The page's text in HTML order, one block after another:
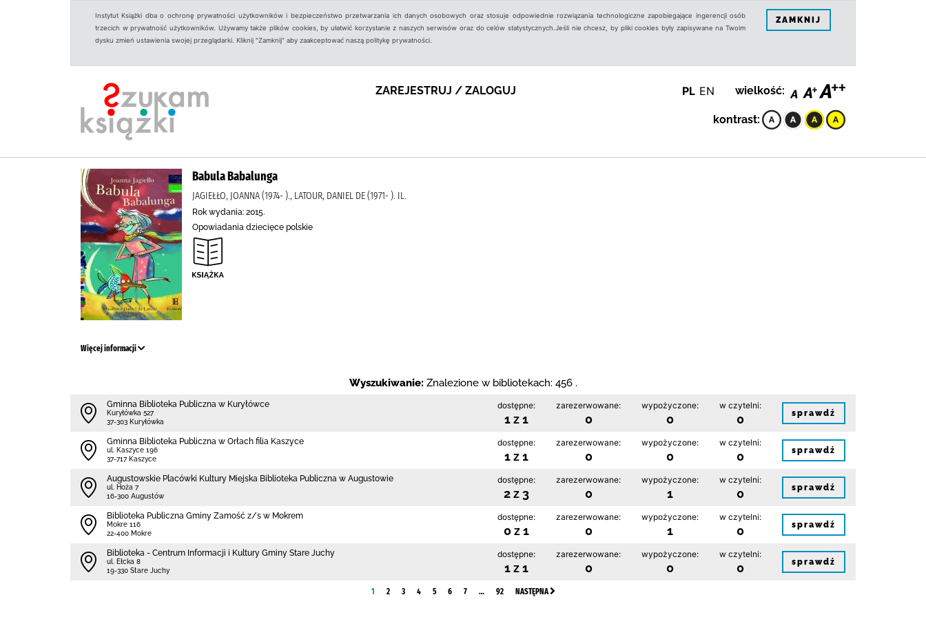
Instytut Książki dba o ochronę prywatności użytkowników i bezpieczeństwo przetwarzania ich danych osobowych oraz stosuje odpowiednie rozwiązania technologiczne zapobiegające ingerencji osób
trzecich w prywatność użytkowników. Używamy także plików cookies, by ułatwić korzystanie z naszych serwisów oraz do celów statystycznych.Jeśli nie chcesz, by pliki cookies były zapisywane na Twoim
dysku zmień ustawienia swojej przeglądarki. Kliknij "Zamknij" aby zaakceptować naszą politykę prywatności.
ZAMKNIJ
ZAREJESTRUJ / ZALOGUJ PL EN wielkość:
kontrast:
Babula Babalunga
JAGIEŁŁO, JOANNA (1974- )., LATOUR, DANIEL DE (1971- ). IL.
Rok wydania: 2015.
Opowiadania dziecięce polskie
Więcej informacji
Wyszukiwanie: Znalezione w bibliotekach: 456 .
Gminna Biblioteka Publiczna w Kuryłówce
Kuryłówka 527
37-303 Kuryłówka
dostępne:
1 z 1
zarezerwowane:
0
wypożyczone:
0
w czytelni:
0 sprawdź
Gminna Biblioteka Publiczna w Orłach filia Kaszyce
ul. Kaszyce 196
37-717 Kaszyce
dostępne:
1 z 1
zarezerwowane:
0
wypożyczone:
0
w czytelni:
0 sprawdź
Augustowskie Placówki Kultury Miejska Biblioteka Publiczna w Augustowie
ul. Hoża 7
16-300 Augustów
dostępne:
2 z 3
zarezerwowane:
0
wypożyczone:
1
w czytelni:
0 sprawdź
Biblio­teka Publiczna Gminy Zamość z/s w Mokrem
Mokre 116
22-400 Mokre
dostępne:
0 z 1
zarezerwowane:
0
wypożyczone:
1
w czytelni:
0 sprawdź
Biblioteka - Centrum Informacji i Kultury Gminy Stare Juchy
ul. Ełcka 8
19-330 Stare Juchy
dostępne:
1 z 1
zarezerwowane:
0
wypożyczone:
0
w czytelni:
0 sprawdź
1 2 3 4 5 6 7 … 92 NASTĘPNA